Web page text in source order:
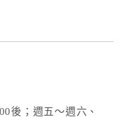
後；週五～週六、